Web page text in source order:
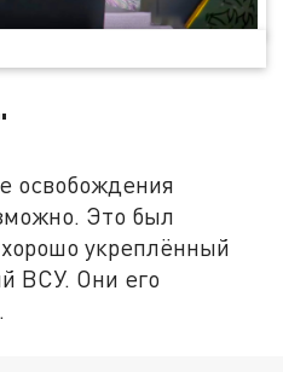
освобождения
Это был
укреплённый
ВСУ. Они его